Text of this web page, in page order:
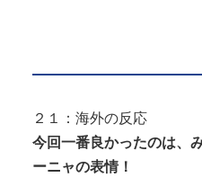
２１：海外の反応
今回一番良かったのは、
ーニャの表情！